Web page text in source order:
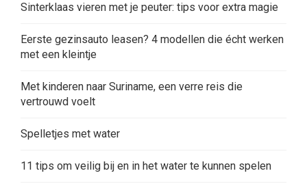
Sinterklaas vieren met je peuter: tips voor extra magie
Eerste gezinsauto leasen? 4 modellen die écht werken
met een kleintje
Met kinderen naar Suriname, een verre reis die
vertrouwd voelt
Spelletjes met water
11 tips om veilig bij en in het water te kunnen spelen